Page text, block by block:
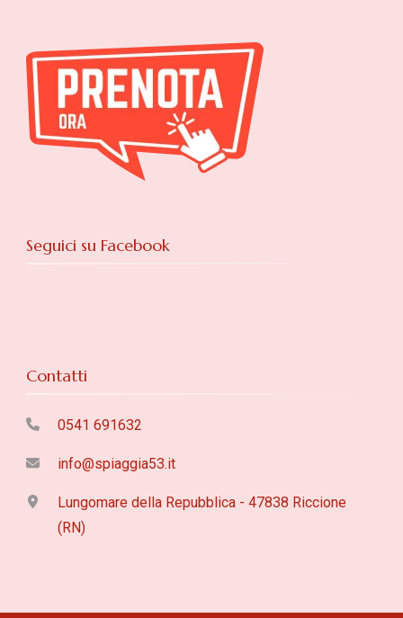
Seguici su Facebook
Contatti
0541 691632
info@spiaggia53.it
Lungomare della Repubblica - 47838 Riccione
(RN)